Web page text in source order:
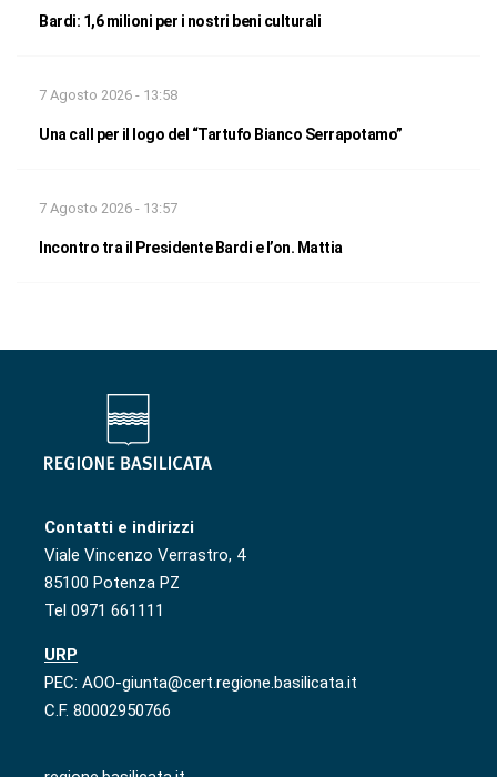
Bardi: 1,6 milioni per i nostri beni culturali
7 Agosto 2026 - 13:58
Una call per il logo del “Tartufo Bianco Serrapotamo”
7 Agosto 2026 - 13:57
Incontro tra il Presidente Bardi e l’on. Mattia
Contatti e indirizzi
Viale Vincenzo Verrastro, 4
85100 Potenza PZ
Tel 0971 661111
URP
PEC: AOO-giunta@cert.regione.basilicata.it
C.F. 80002950766